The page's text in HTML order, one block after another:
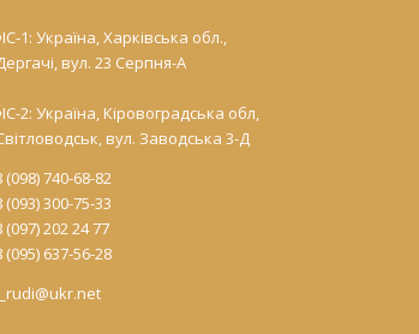
1: Україна, Харківська обл.,
вул. 23 Серпня-А
2: Україна, Кіровоградська обл,
вул. Заводська 3-Д
(098) 740-68-82
(093) 300-75-33
(097) 202 24 77
(095) 637-56-28